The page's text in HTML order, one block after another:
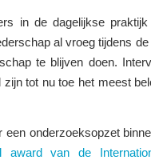
in de dagelijkse
al vroeg tijdens
te blijven doen.
zijn tot nu toe het meest
een onderzoeksopzet
award van de